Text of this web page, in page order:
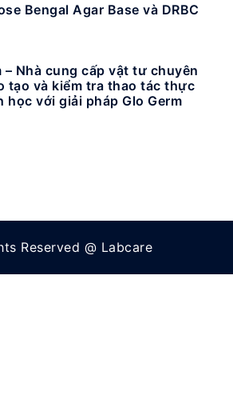
Bengal Agar Base và DRBC
– Nhà cung cấp vật tư chuyên
tạo và kiểm tra thao tác thực
học với giải pháp Glo Germ
Reserved @ Labcare